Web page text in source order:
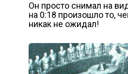
Он просто снимал на
на 0:18 произошло то,
никак не ожидал!